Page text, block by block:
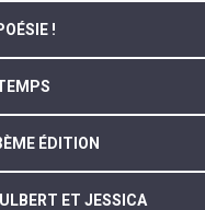
!
ÉDITION
ET JESSICA